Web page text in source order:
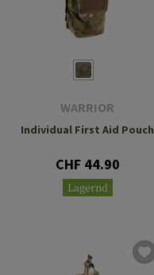
WARRIOR
Individual First Aid Pouch
CHF 44.90
Lagernd